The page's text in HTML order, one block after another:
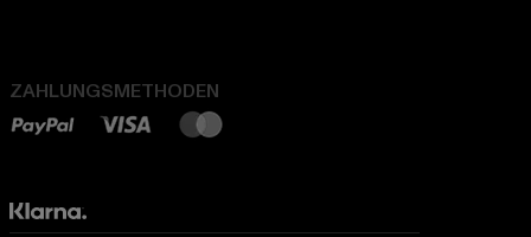
ZAHLUNGSMETHODEN